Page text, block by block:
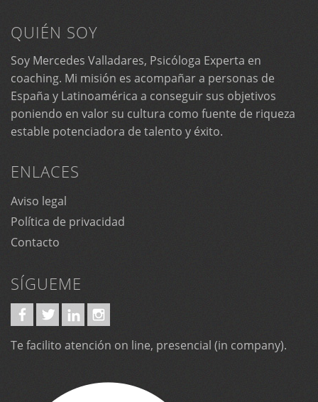
QUIÉN SOY
Soy Mercedes Valladares, Psicóloga Experta en
coaching. Mi misión es acompañar a personas de
España y Latinoamérica a conseguir sus objetivos
poniendo en valor su cultura como fuente de riqueza
estable potenciadora de talento y éxito.
ENLACES
Aviso legal
Política de privacidad
Contacto
SÍGUEME
Te facilito atención on line, presencial (in company).